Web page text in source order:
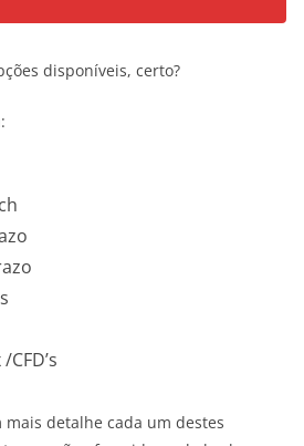
disponíveis, certo?
mais detalhe cada um destes